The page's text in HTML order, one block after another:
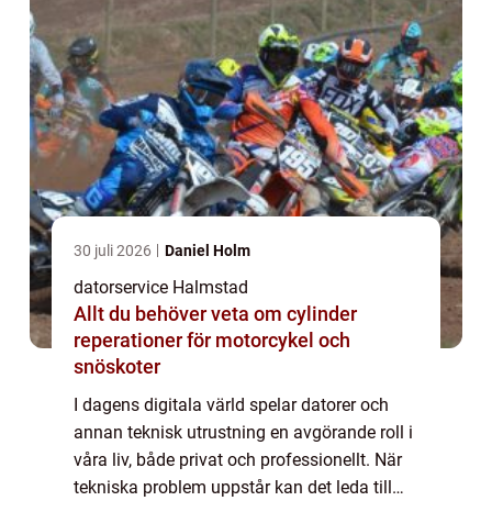
30 juli 2026 Daniel Holm
datorservice Halmstad
Allt du behöver veta om cylinder
reperationer för motorcykel och
snöskoter
I dagens digitala värld spelar datorer och
annan teknisk utrustning en avgörande roll i
våra liv, både privat och professionellt. När
tekniska problem uppstår kan det leda till